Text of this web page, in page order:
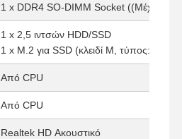
1 x DDR4 SO-DIMM Socket ((Μέχρι
1 x 2,5 ιντσών HDD/SSD
1 x M.2 για SSD (κλειδί M, τύπος: 2280)
Από CPU
Από CPU
Realtek HD Ακουστικό